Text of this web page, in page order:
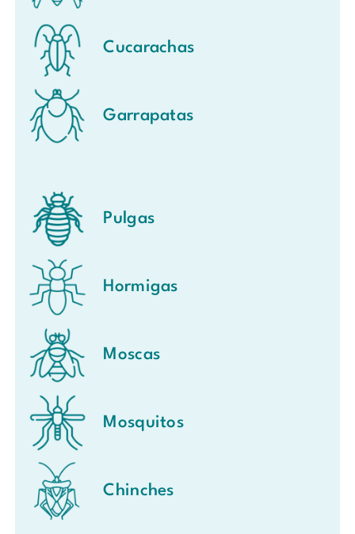
Cucarachas
Garrapatas
Pulgas
Hormigas
Moscas
Mosquitos
Chinches